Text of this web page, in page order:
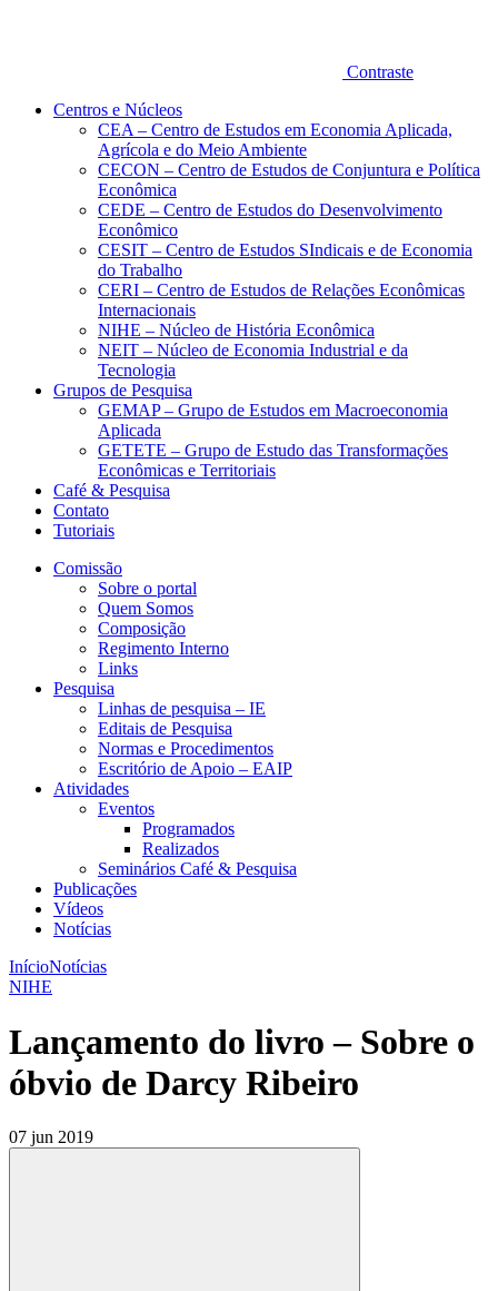
Contraste
Centros e Núcleos
CEA – Centro de Estudos em Economia Aplicada,
Agrícola e do Meio Ambiente
CECON – Centro de Estudos de Conjuntura e Política
Econômica
CEDE – Centro de Estudos do Desenvolvimento
Econômico
CESIT – Centro de Estudos SIndicais e de Economia
do Trabalho
CERI – Centro de Estudos de Relações Econômicas
Internacionais
NIHE – Núcleo de História Econômica
NEIT – Núcleo de Economia Industrial e da
Tecnologia
Grupos de Pesquisa
GEMAP – Grupo de Estudos em Macroeconomia
Aplicada
GETETE – Grupo de Estudo das Transformações
Econômicas e Territoriais
Café & Pesquisa
Contato
Tutoriais
Comissão
Sobre o portal
Quem Somos
Composição
Regimento Interno
Links
Pesquisa
Linhas de pesquisa – IE
Editais de Pesquisa
Normas e Procedimentos
Escritório de Apoio – EAIP
Atividades
Eventos
Programados
Realizados
Seminários Café & Pesquisa
Publicações
Vídeos
Notícias
InícioNotícias
NIHE
Lançamento do livro – Sobre o
óbvio de Darcy Ribeiro
07 jun 2019